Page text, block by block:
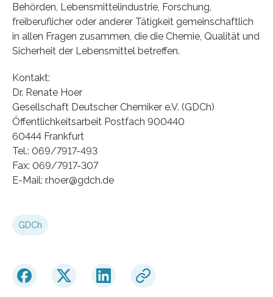
Behörden, Lebensmittelindustrie, Forschung,
freiberuflicher oder anderer Tätigkeit gemeinschaftlich
in allen Fragen zusammen, die die Chemie, Qualität und
Sicherheit der Lebensmittel betreffen.
Kontakt:
Dr. Renate Hoer
Gesellschaft Deutscher Chemiker e.V. (GDCh)
Öffentlichkeitsarbeit Postfach 900440
60444 Frankfurt
Tel.: 069/7917-493
Fax: 069/7917-307
E-Mail: r.hoer@gdch.de
GDCh